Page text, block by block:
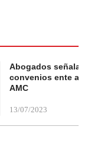
Abogados
convenios ente
AMC
13/07/2023